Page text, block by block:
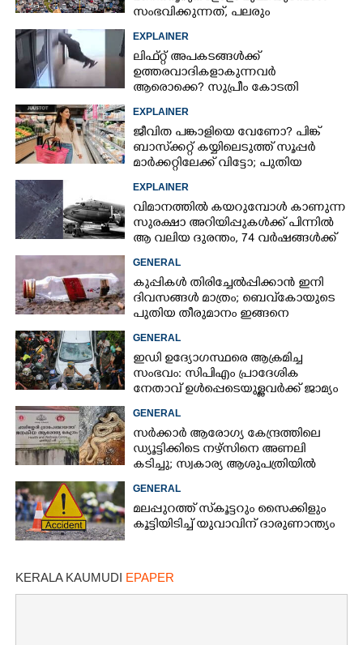
സംഭവിക്കുന്നത്, പലരും
ഇതാണ്
EXPLAINER
ലിഫ്റ്റ് അപകടങ്ങൾക്ക്
ഉത്തരവാദികളാകുന്നവർ
ആരൊക്കെ?​ സുപ്രീം കോടതി
EXPLAINER
ജീവിത പങ്കാളിയെ വേണോ? പിങ്ക്
ബാസ്‌ക്കറ്റ് കയ്യിലെടുത്ത് സൂപ്പർ
മാർക്കറ്റിലേക്ക് വിട്ടോ; പുതിയ
EXPLAINER
വിമാനത്തിൽ കയറുമ്പോൾ കാണുന്ന
സുരക്ഷാ അറിയിപ്പുകൾക്ക് പിന്നിൽ
ആ വലിയ ദുരന്തം, 74 വർഷങ്ങൾക്ക്
GENERAL
കുപ്പികൾ തിരിച്ചേൽപ്പിക്കാൻ ഇനി
ദിവസങ്ങൾ മാത്രം; ബെവ്‌കോയുടെ
പുതിയ തീരുമാനം ഇങ്ങനെ
GENERAL
ഇഡി ഉദ്യോഗസ്ഥരെ ആക്രമിച്ച
സംഭവം: സിപിഎം പ്രാദേശിക
നേതാവ് ഉൾപ്പെടെയുള്ളവർക്ക് ജാമ്യം
GENERAL
സർക്കാർ ആരോഗ്യ കേന്ദ്രത്തിലെ
ഡ്യൂട്ടിക്കിടെ നഴ്സിനെ അണലി
കടിച്ചു; സ്വകാര്യ ആശുപത്രിയിൽ
GENERAL
മലപ്പുറത്ത് സ്‌കൂട്ടറും സൈക്കിളും
കൂട്ടിയിടിച്ച് യുവാവിന് ദാരുണാന്ത്യം
KERALA KAUMUDI EPAPER
×
Share this link